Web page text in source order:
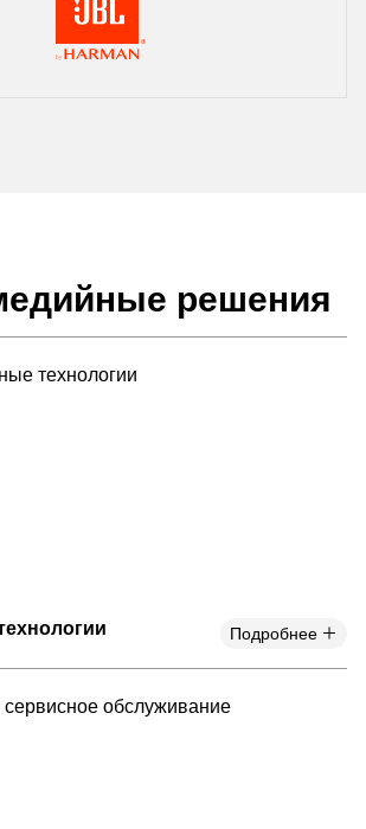
решения
Подробнее